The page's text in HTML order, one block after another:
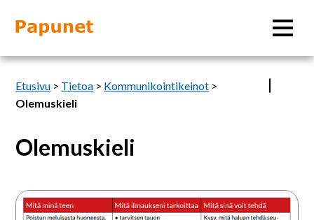
Tietoa
Materiaalit
Etusivu > Tietoa > Kommunikointikeinot >
Olemuskieli
Olemuskieli
Olemuskieliset
ilmaisuni